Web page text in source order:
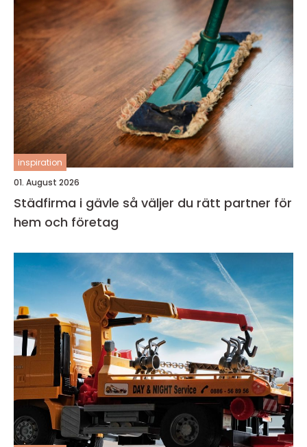
inspiration
01. August 2026
Städfirma i gävle så väljer du rätt partner för
hem och företag